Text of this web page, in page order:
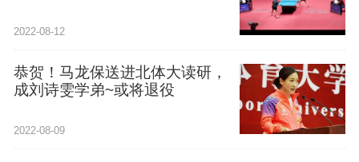
2022-08-12
恭贺！马龙保送进北体大读研，
成刘诗雯学弟~或将退役
2022-08-09